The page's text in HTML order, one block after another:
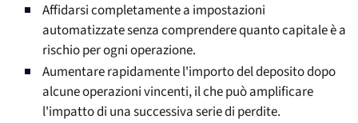
Affidarsi completamente a impostazioni
automatizzate senza comprendere quanto capitale è a
rischio per ogni operazione.
Aumentare rapidamente l'importo del deposito dopo
alcune operazioni vincenti, il che può amplificare
l'impatto di una successiva serie di perdite.